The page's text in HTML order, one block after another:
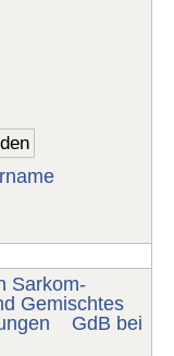
Sarkom-
Gemischtes
GdB bei